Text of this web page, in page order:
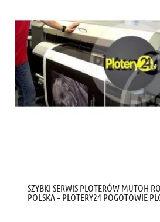
SZYBKI SERWIS PLOTERÓW MUTOH
POLSKA – PLOTERY24 POGOTOWIE